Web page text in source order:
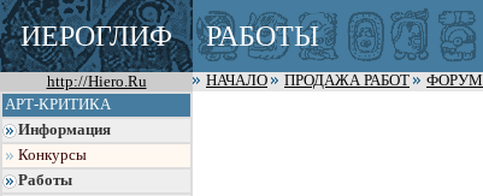
ИЕРОГЛИФ РАБОТЫ
http://Hiero.Ru НАЧАЛО ПРОДАЖА РАБОТ ФОРУМ
АРТ-КРИТИКА
Информация
Конкурсы
Работы